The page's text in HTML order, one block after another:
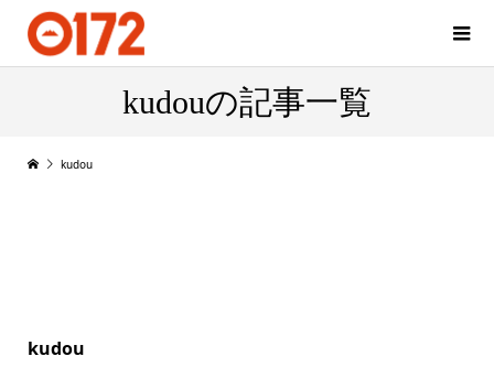
kudouの記事一覧
kudou
kudou